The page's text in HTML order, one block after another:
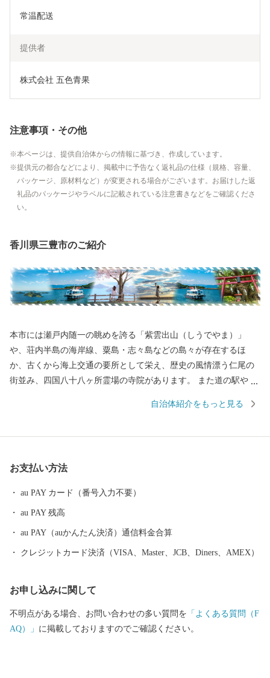
常温配送
提供者
株式会社 五色青果
注意事項・その他
本ページは、提供自治体からの情報に基づき、作成しています。
提供元の都合などにより、掲載中に予告なく返礼品の仕様（規格、容量、
パッケージ、原材料など）が変更される場合がございます。お届けした返
礼品のパッケージやラベルに記載されている注意書きなどをご確認くださ
い。
香川県三豊市のご紹介
本市には瀬戸内随一の眺めを誇る「紫雲出山（しうでやま）」
や、荘内半島の海岸線、粟島・志々島などの島々が存在するほ
か、古くから海上交通の要所として栄え、歴史の風情漂う仁尾の
街並み、四国八十八ヶ所霊場の寺院があります。 また道の駅や温
行われています。 近年ではSNSをきっかけに多くの人が訪れるよ
す。 近年は国内のみならず海外からも多くのお客様が訪れていま
自治体紹介をもっと見る
お支払い方法
au PAY カード（番号入力不要）
au PAY 残高
au PAY（auかんたん決済）通信料金合算
クレジットカード決済（VISA、Master、JCB、Diners、AMEX）
お申し込みに関して
不明点がある場合、お問い合わせの多い質問を 「よくある質問（F
AQ）」 に掲載しておりますのでご確認ください。